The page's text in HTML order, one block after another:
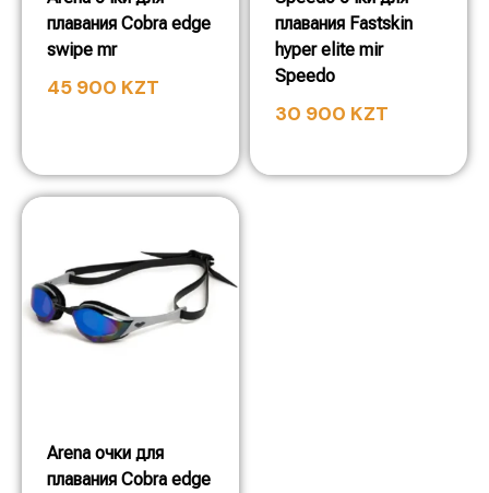
плавания Cobra edge
swipe mr
45 900 KZT
плавания Fastskin
hyper elite mir
Speedo
30 900 KZT
Arena очки для
плавания Cobra edge